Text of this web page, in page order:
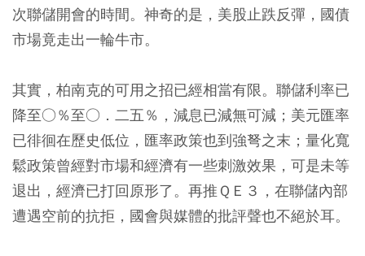
次聯儲開會的時間。神奇的是，美股止跌反彈，國債
市場竟走出一輪牛市。
其實，柏南克的可用之招已經相當有限。聯儲利率已
降至○％至○．二五％，減息已減無可減；美元匯率
已徘徊在歷史低位，匯率政策也到強弩之末；量化寬
鬆政策曾經對市場和經濟有一些刺激效果，可是未等
退出，經濟已打回原形了。再推ＱＥ３，在聯儲內部
遭遇空前的抗拒，國會與媒體的批評聲也不絕於耳。